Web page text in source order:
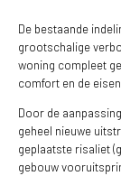
De bestaande
grootschalige
woning compleet
comfort en de eisen
Door de
geheel nieuwe
geplaatste risaliet
gebouw